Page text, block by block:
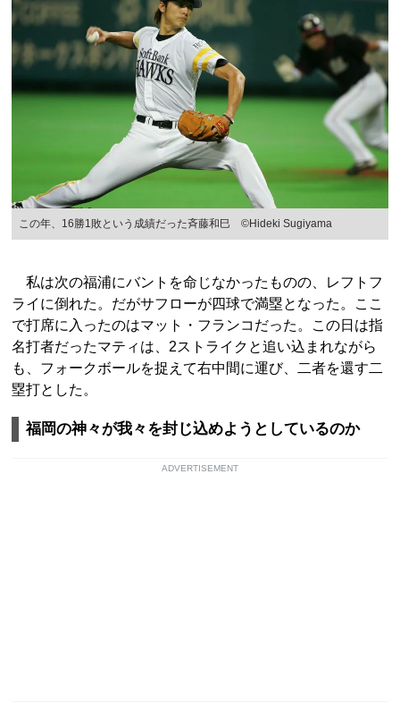
この年、16勝1敗という成績だった斉藤和巳 ©Hideki Sugiyama
私は次の福浦にバントを命じなかったものの、レフトフ
ライに倒れた。だがサフローが四球で満塁となった。ここ
で打席に入ったのはマット・フランコだった。この日は指
名打者だったマティは、2ストライクと追い込まれながら
も、フォークボールを捉えて右中間に運び、二者を還す二
塁打とした。
福岡の神々が我々を封じ込めようとしているのか
ADVERTISEMENT